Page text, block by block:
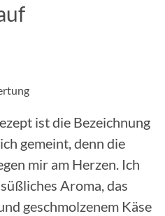
ist die Bezeichnung
gemeint, denn die
mir am Herzen. Ich
Aroma, das
geschmolzenem Käse